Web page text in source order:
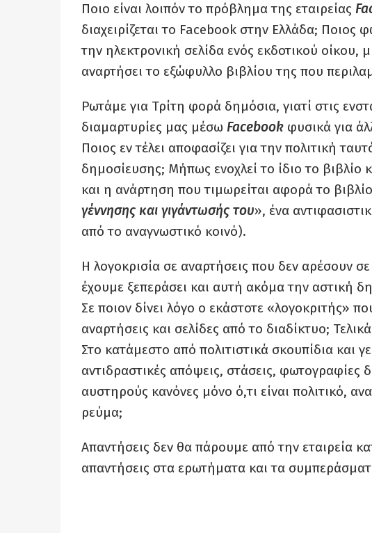
Ποιο είναι λοιπόν το πρόβλημα της εταιρείας
διαχειρίζεται το Facebook στην Ελλάδα;
την ηλεκτρονική σελίδα ενός εκδοτικού οίκου,
αναρτήσει το εξώφυλλο βιβλίου της που
Ρωτάμε για Τρίτη φορά δημόσια, γιατί στις
διαμαρτυρίες μας μέσω Facebook φυσικά για
Ποιος εν τέλει αποφασίζει για την πολιτική
δημοσίευσης; Μήπως ενοχλεί το ίδιο το
και η ανάρτηση που τιμωρείται αφορά το
γέννησης και γιγάντωσής του», ένα
από το αναγνωστικό κοινό).
Η λογοκρισία σε αναρτήσεις που δεν αρέσουν σε
έχουμε ξεπεράσει και αυτή ακόμα την αστική
Σε ποιον δίνει λόγο ο εκάστοτε «λογοκριτής»
αναρτήσεις και σελίδες από το διαδίκτυο;
Στο κατάμεστο από πολιτιστικά σκουπίδια και
αντιδραστικές απόψεις, στάσεις, φωτογραφίες
αυστηρούς κανόνες μόνο ό,τι είναι πολιτικό,
ρεύμα;
Απαντήσεις δεν θα πάρουμε από την εταιρεία
απαντήσεις στα ερωτήματα και τα